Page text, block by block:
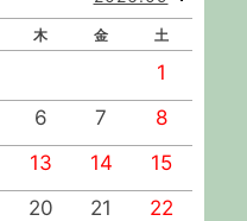
木 金 土
1
6 7
8
13 14
15
20 21
22